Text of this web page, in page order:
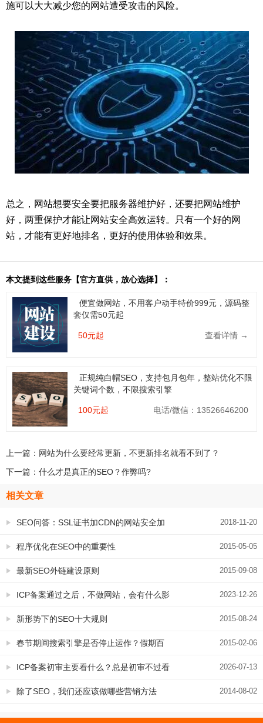
施可以大大减少您的网站遭受攻击的风险。
总之，网站想要安全要把服务器维护好，还要把网站维护
好，两重保护才能让网站安全高效运转。只有一个好的网
站，才能有更好地排名，更好的使用体验和效果。
本文提到这些服务【官方直供，放心选择】：
便宜做网站，不用客户动手特价999元，源码整
套仅需50元起
50元起 查看详情 →
正规纯白帽SEO，支持包月包年，整站优化不限
关键词个数，不限搜索引擎
100元起 电话/微信：13526646200
上一篇： 网站为什么要经常更新，不更新排名就看不到了？
下一篇： 什么才是真正的SEO？作弊吗?
相关文章
2018-11-20
SEO问答：SSL证书加CDN的网站安全加
速方案有什么好处 2015-05-05
程序优化在SEO中的重要性
2015-09-08
最新SEO外链建设原则
2023-12-26
ICP备案通过之后，不做网站，会有什么影
响 2015-08-24
新形势下的SEO十大规则
2015-02-06
春节期间搜索引擎是否停止运作？假期百
度SEO知识小普及 2026-07-13
ICP备案初审主要看什么？总是初审不过看
这里 2014-08-02
除了SEO，我们还应该做哪些营销方法